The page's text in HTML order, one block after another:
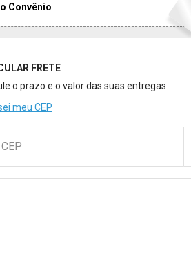
Convênio
para Calcular o Frete
FRETE
o prazo e o valor das suas entregas
meu CEP